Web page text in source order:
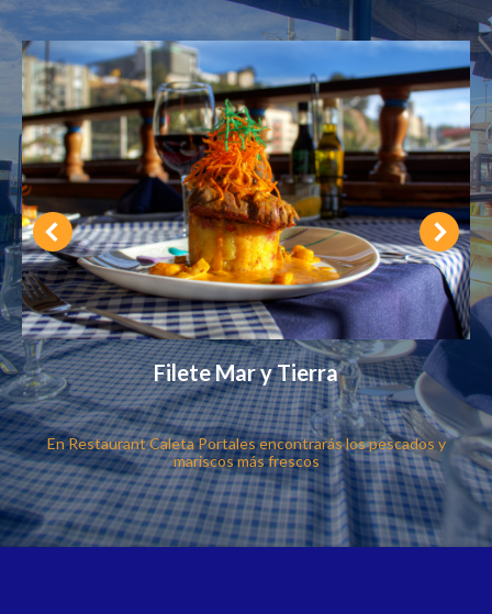
Filete Mar y Tierra
En Restaurant Caleta Portales encontrarás los pescados y
mariscos más frescos